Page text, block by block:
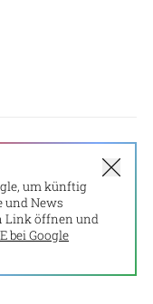
um künftig
und News
Link öffnen und
bei Google